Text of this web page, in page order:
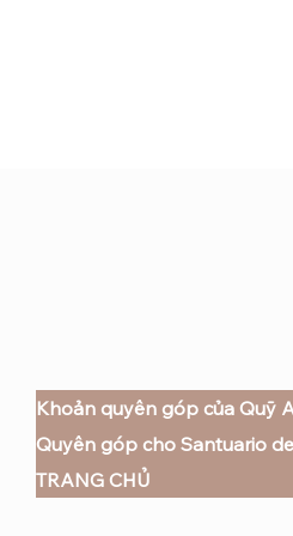
Khoản quyên góp của Quỹ
Quyên góp cho Santuario
TRANG CHỦ